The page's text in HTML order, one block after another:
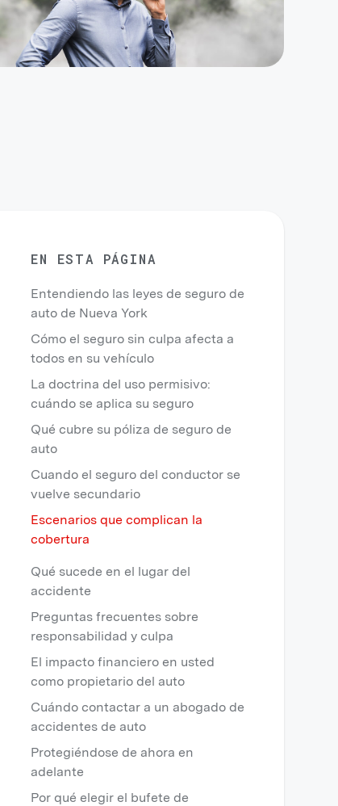
EN ESTA PÁGINA
Entendiendo las leyes de seguro de
auto de Nueva York
Cómo el seguro sin culpa afecta a
todos en su vehículo
La doctrina del uso permisivo:
cuándo se aplica su seguro
Qué cubre su póliza de seguro de
auto
Cuando el seguro del conductor se
vuelve secundario
Escenarios que complican la
cobertura
Qué sucede en el lugar del
accidente
Preguntas frecuentes sobre
responsabilidad y culpa
El impacto financiero en usted
como propietario del auto
Cuándo contactar a un abogado de
accidentes de auto
Protegiéndose de ahora en
adelante
Por qué elegir el bufete de